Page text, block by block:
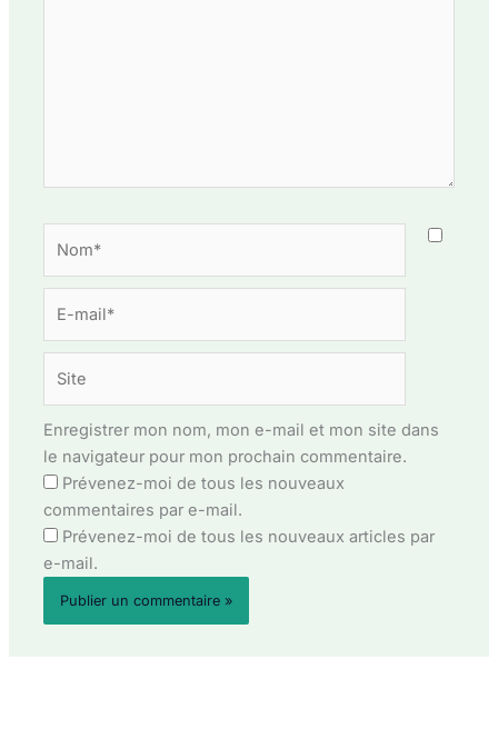
mail*
Enregistrer mon nom, mon e-mail et mon site dans
le navigateur pour mon prochain commentaire.
Prévenez-moi de tous les nouveaux
commentaires par e-mail.
Prévenez-moi de tous les nouveaux articles par
e-mail.